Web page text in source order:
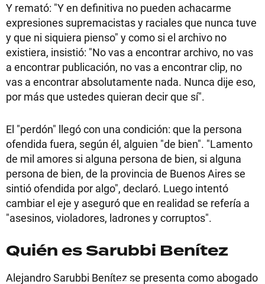
Y remató: "Y en definitiva no pueden achacarme
expresiones supremacistas y raciales que nunca tuve
y que ni siquiera pienso" y como si el archivo no
existiera, insistió: "No vas a encontrar archivo, no vas
a encontrar publicación, no vas a encontrar clip, no
vas a encontrar absolutamente nada. Nunca dije eso,
por más que ustedes quieran decir que sí".
El "perdón" llegó con una condición: que la persona
ofendida fuera, según él, alguien "de bien". "Lamento
de mil amores si alguna persona de bien, si alguna
persona de bien, de la provincia de Buenos Aires se
sintió ofendida por algo", declaró. Luego intentó
cambiar el eje y aseguró que en realidad se refería a
"asesinos, violadores, ladrones y corruptos".
Quién es Sarubbi Benítez
Alejandro Sarubbi Benítez se presenta como abogado